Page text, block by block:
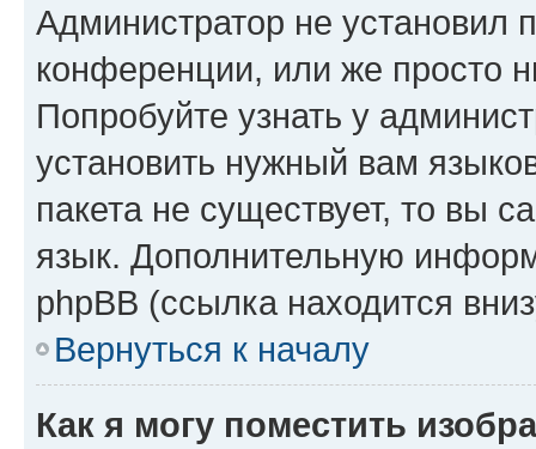
Администратор не установил
конференции, или же просто
Попробуйте узнать у
установить нужный вам
пакета не существует, то вы
язык. Дополнительную
phpBB (ссылка находится
Вернуться к началу
Как я могу поместить